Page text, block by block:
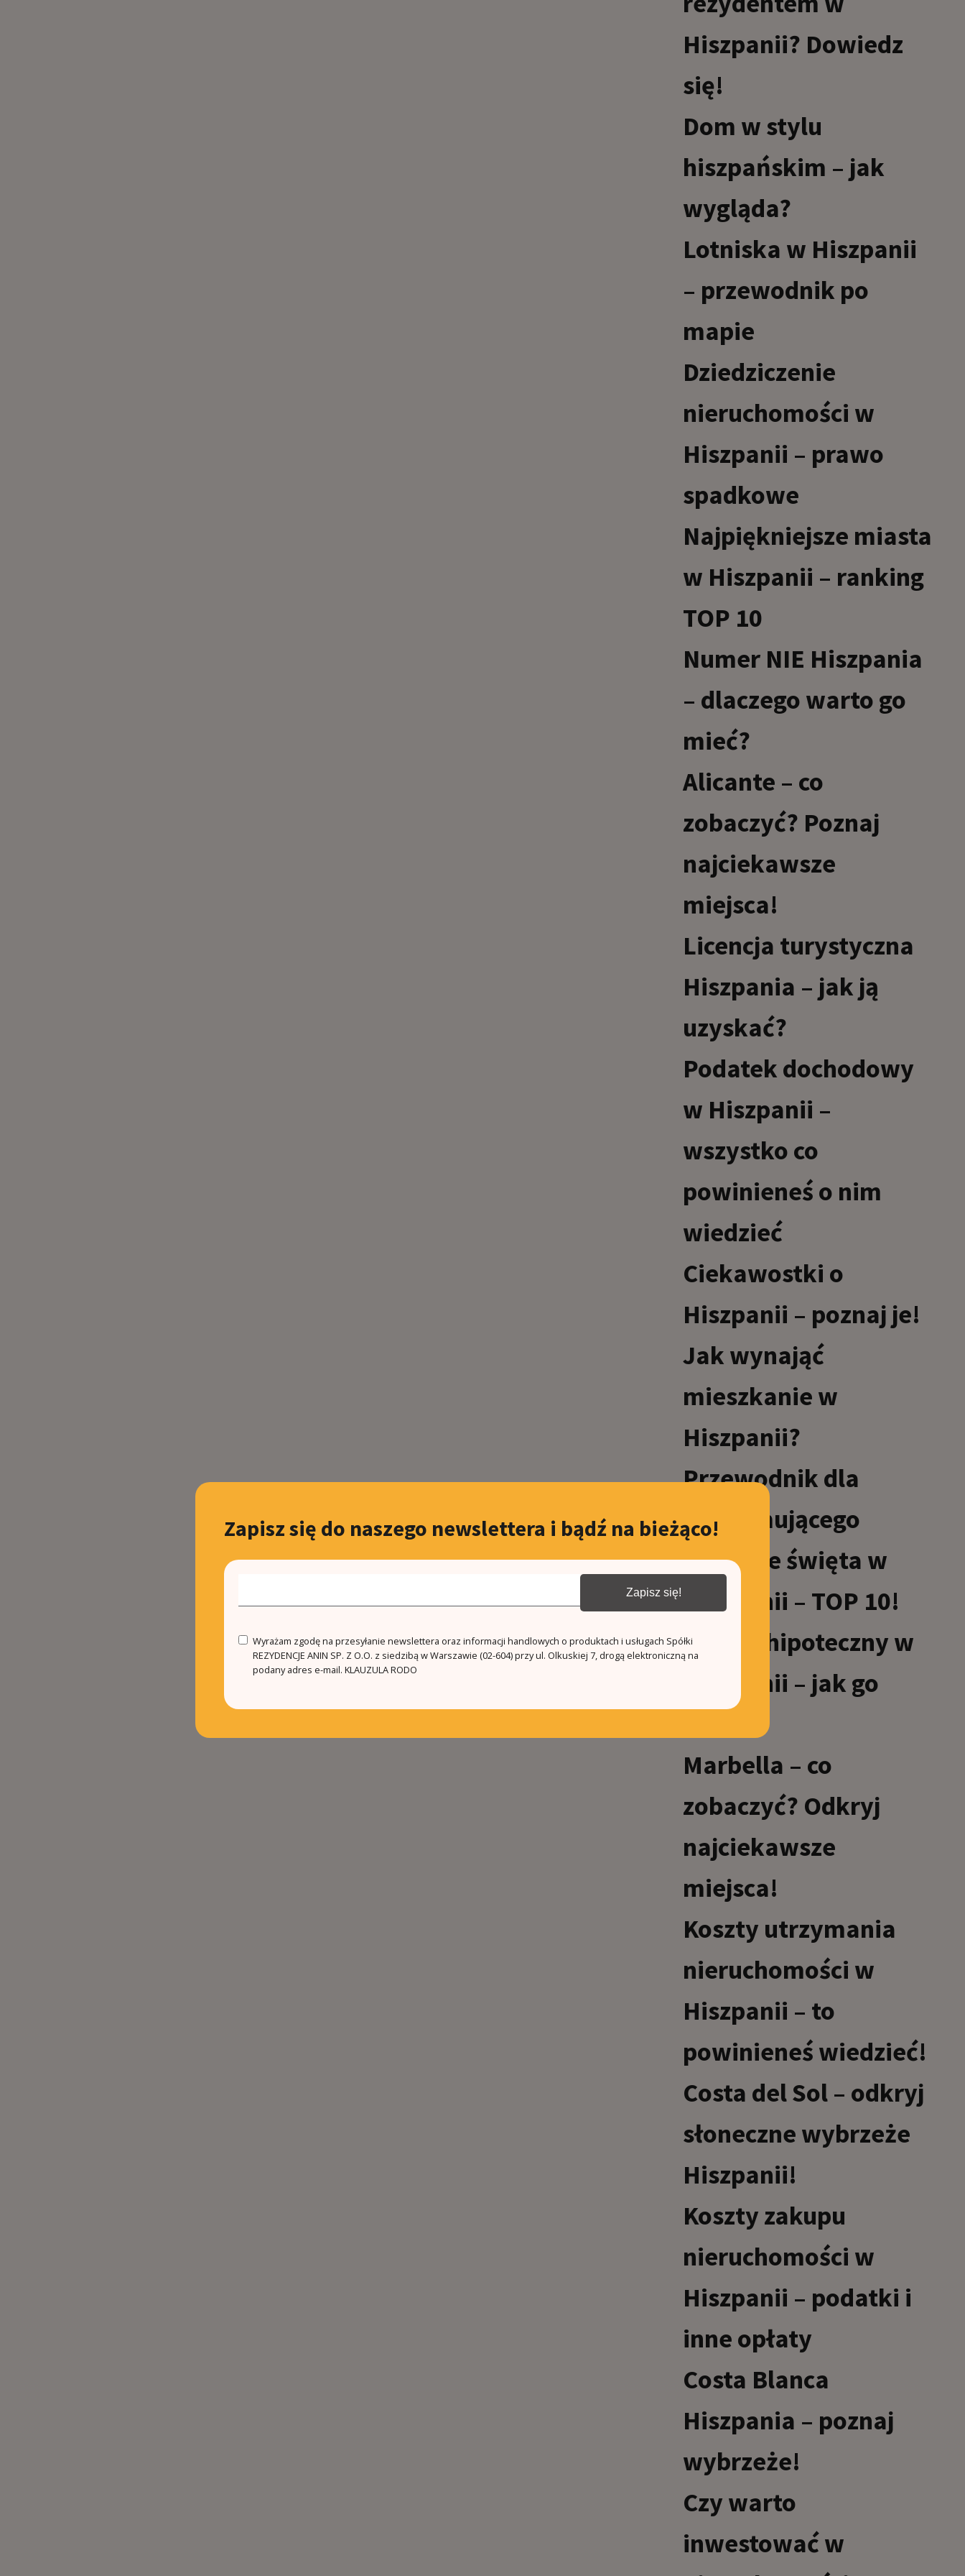
Hiszpanii? Dowiedz
się!
Dom w stylu
hiszpańskim – jak
wygląda?
Lotniska w Hiszpanii
– przewodnik po
mapie
Dziedziczenie
nieruchomości w
Hiszpanii – prawo
spadkowe
Najpiękniejsze miasta
w Hiszpanii – ranking
TOP 10
Numer NIE Hiszpania
– dlaczego warto go
mieć?
Alicante – co
zobaczyć? Poznaj
najciekawsze
miejsca!
Licencja turystyczna
Hiszpania – jak ją
uzyskać?
Podatek dochodowy
w Hiszpanii –
wszystko co
powinieneś o nim
wiedzieć
Ciekawostki o
Hiszpanii – poznaj je!
Jak wynająć
mieszkanie w
Hiszpanii?
Przewodnik dla
wynajmującego
Ciekawe święta w
Hiszpanii – TOP 10!
Kredyt hipoteczny w
Hiszpanii – jak go
dostać?
Marbella – co
zobaczyć? Odkryj
najciekawsze
miejsca!
Koszty utrzymania
nieruchomości w
Hiszpanii – to
powinieneś wiedzieć!
Costa del Sol – odkryj
słoneczne wybrzeże
Hiszpanii!
Koszty zakupu
nieruchomości w
Hiszpanii – podatki i
inne opłaty
Costa Blanca
Hiszpania – poznaj
wybrzeże!
Czy warto
inwestować w
Zapisz się do naszego newslettera i bądź na bieżąco!
Zapisz się!
Wyrażam zgodę na przesyłanie newslettera oraz informacji handlowych o produktach i usługach Spółki
REZYDENCJE ANIN SP. Z O.O. z siedzibą w Warszawie (02-604) przy ul. Olkuskiej 7, drogą elektroniczną na
podany adres e-mail. KLAUZULA RODO